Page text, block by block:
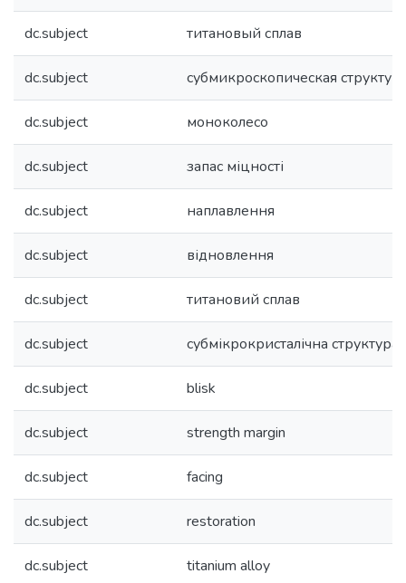
dc.subject титановый сплав
dc.subject субмикроскопическая
dc.subject моноколесо
dc.subject запас міцності
dc.subject наплавлення
dc.subject відновлення
dc.subject титановий сплав
dc.subject субмікрокристалічна структура
dc.subject blisk
dc.subject strength margin
dc.subject facing
dc.subject restoration
dc.subject titanium alloy